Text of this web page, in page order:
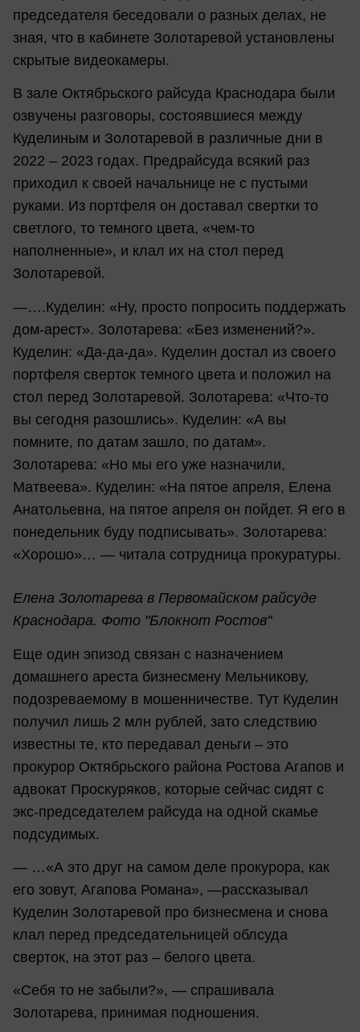
председателя беседовали о разных делах, не
зная, что в кабинете Золотаревой установлены
скрытые видеокамеры.
В зале Октябрьского райсуда Краснодара были
озвучены разговоры, состоявшиеся между
Куделиным и Золотаревой в различные дни в
2022 – 2023 годах. Предрайсуда всякий раз
приходил к своей начальнице не с пустыми
руками. Из портфеля он доставал свертки то
светлого, то темного цвета, «чем-то
наполненные», и клал их на стол перед
Золотаревой.
—….Куделин: «Ну, просто попросить поддержать
дом-арест». Золотарева: «Без изменений?».
Куделин: «Да-да-да». Куделин достал из своего
портфеля сверток темного цвета и положил на
стол перед Золотаревой. Золотарева: «Что-то
вы сегодня разошлись». Куделин: «А вы
помните, по датам зашло, по датам».
Золотарева: «Но мы его уже назначили,
Матвеева». Куделин: «На пятое апреля, Елена
Анатольевна, на пятое апреля он пойдет. Я его в
понедельник буду подписывать». Золотарева:
«Хорошо»… — читала сотрудница прокуратуры.
Елена Золотарева в Первомайском райсуде
Краснодара. Фото "Блокнот Ростов"
Еще один эпизод связан с назначением
домашнего ареста бизнесмену Мельникову,
подозреваемому в мошенничестве. Тут Куделин
получил лишь 2 млн рублей, зато следствию
известны те, кто передавал деньги – это
прокурор Октябрьского района Ростова Агапов и
адвокат Проскуряков, которые сейчас сидят с
экс-председателем райсуда на одной скамье
подсудимых.
— …«А это друг на самом деле прокурора, как
его зовут, Агапова Романа», —рассказывал
Куделин Золотаревой про бизнесмена и снова
клал перед председательницей облсуда
сверток, на этот раз – белого цвета.
«Себя то не забыли?», — спрашивала
Золотарева, принимая подношения.